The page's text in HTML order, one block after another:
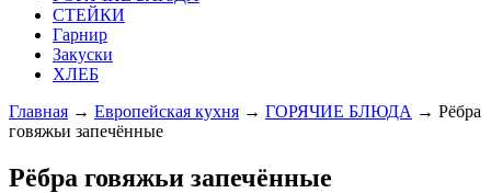
СТЕЙКИ
Гарнир
Закуски
ХЛЕБ
Главная → Европейская кухня → ГОРЯЧИЕ БЛЮДА → Рёбра
говяжьи запечённые
Рёбра говяжьи запечённые